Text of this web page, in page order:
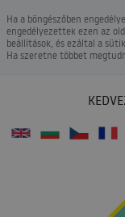
Ha a böngészőben
engedélyezettek ezen az
beállítások, és ezáltal a
Ha szeretne többet